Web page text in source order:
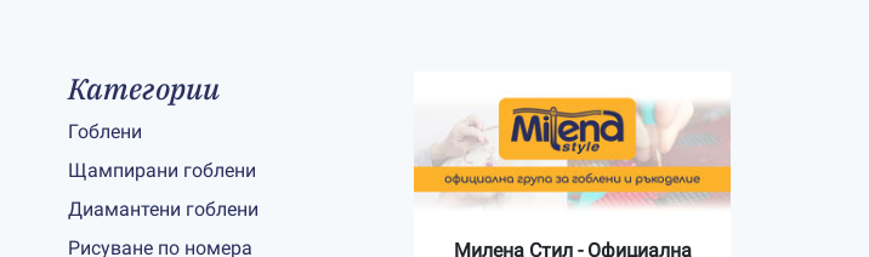
Категории
Гоблени
Щампирани гоблени
Диамантени гоблени
Рисуване по номера
Милена Стил - Официална